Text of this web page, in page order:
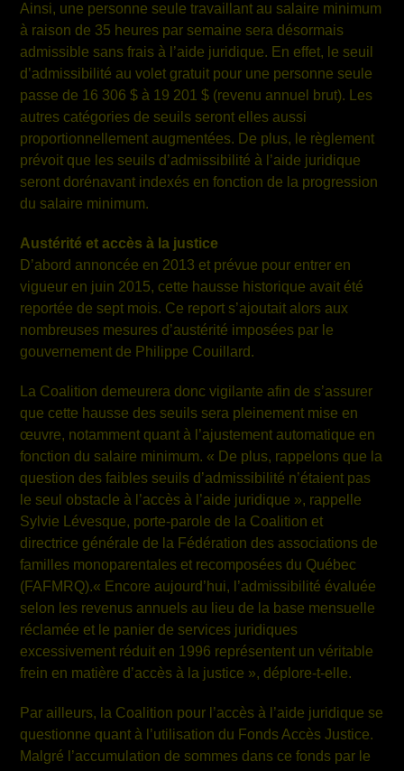
Ainsi, une personne seule travaillant au salaire minimum
à raison de 35 heures par semaine sera désormais
admissible sans frais à l’aide juridique. En effet, le seuil
d’admissibilité au volet gratuit pour une personne seule
passe de 16 306 $ à 19 201 $ (revenu annuel brut). Les
autres catégories de seuils seront elles aussi
proportionnellement augmentées. De plus, le règlement
prévoit que les seuils d’admissibilité à l’aide juridique
seront dorénavant indexés en fonction de la progression
du salaire minimum.
Austérité et accès à la justice
D’abord annoncée en 2013 et prévue pour entrer en
vigueur en juin 2015, cette hausse historique avait été
reportée de sept mois. Ce report s’ajoutait alors aux
nombreuses mesures d’austérité imposées par le
gouvernement de Philippe Couillard .
La Coalition demeurera donc vigilante afin de s’assurer
que cette hausse des seuils sera pleinement mise en
œuvre, notamment quant à l’ajustement automatique en
fonction du salaire minimum. « De plus, rappelons que la
question des faibles seuils d’admissibilité n’étaient pas
le seul obstacle à l’accès à l’aide juridique », rappelle
Sylvie Lévesque, porte-parole de la Coalition et
directrice générale de la Fédération des associations de
familles monoparentales et recomposées du Québec
(FAFMRQ).« Encore aujourd’hui, l’admissibilité évaluée
selon les revenus annuels au lieu de la base mensuelle
réclamée et le panier de services juridiques
excessivement réduit en 1996 représentent un véritable
frein en matière d’accès à la justice », déplore-t-elle.
Par ailleurs, la Coalition pour l’accès à l’aide juridique se
questionne quant à l’utilisation du Fonds Accès Justice.
Malgré l’accumulation de sommes dans ce fonds par le